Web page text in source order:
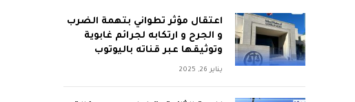
اعتقال مؤثر تطواني بتهمة الضرب
و الجرح و ارتكابه لجرائم غابوية
وتوثيقها عبر قناته باليوتوب
يناير 26, 2025